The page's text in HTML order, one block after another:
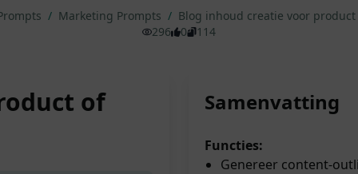
/ Marketing Prompts / Blog inhoud creatie voor
296
0 114
of Samenvatting
Functies:
Genereer content-